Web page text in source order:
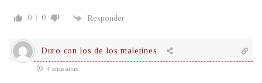
0 0 Responder
Duro con los de los maletines
4 años atrás